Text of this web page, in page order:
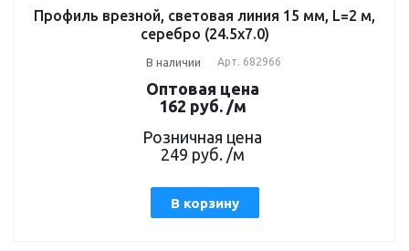
Профиль врезной, световая линия 15 мм, L=2 м,
серебро (24.5х7.0)
В наличии Арт. 682966
Оптовая цена
162 руб./м
Розничная цена
249 руб. /м
В корзину